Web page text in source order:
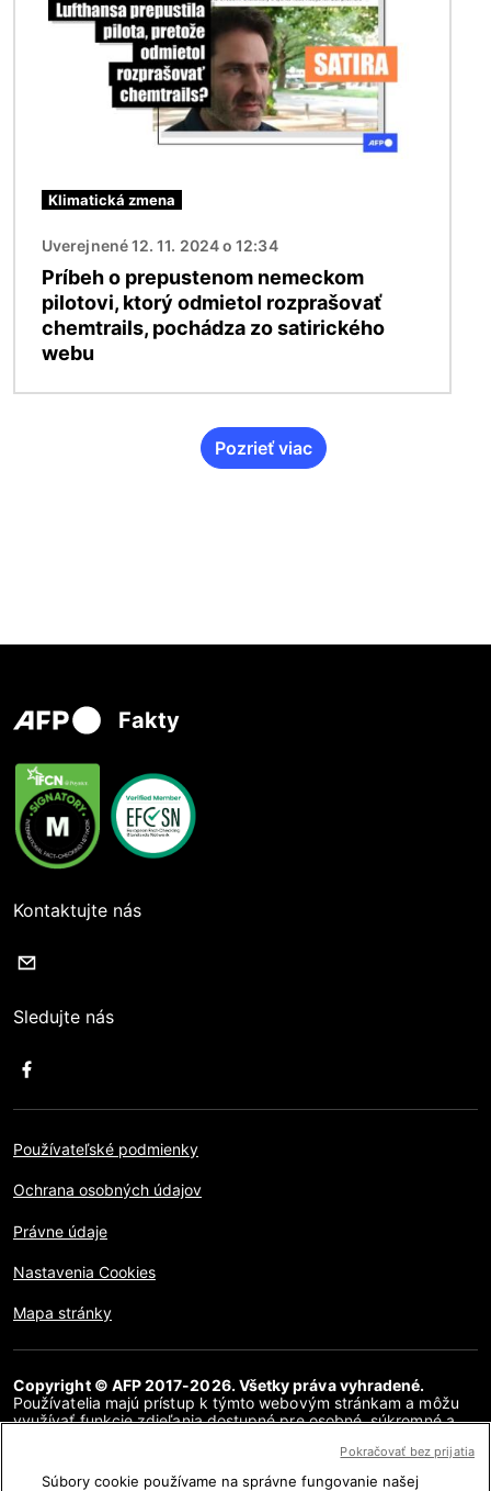
Klimatická zmena
Uverejnené 12. 11. 2024 o 12:34
Príbeh o prepustenom nemeckom
pilotovi, ktorý odmietol rozprašovať
chemtrails, pochádza zo satirického
webu
Pozrieť viac
Fakty
Kontaktujte nás
Sledujte nás
Používateľské podmienky
Ochrana osobných údajov
Právne údaje
Nastavenia Cookies
Mapa stránky
Copyright © AFP 2017-2026. Všetky práva vyhradené.
Používatelia majú prístup k týmto webovým stránkam a môžu
využívať funkcie zdieľania dostupné pre osobné, súkromné a
reprodukcia, komunikácia pre verejnosť alebo distribúcia
obsahu tejto webovej stránky, či už v celku alebo čiastočne, na
Súbory cookie používame na správne fungovanie našej
Pokračovať bez prijatia